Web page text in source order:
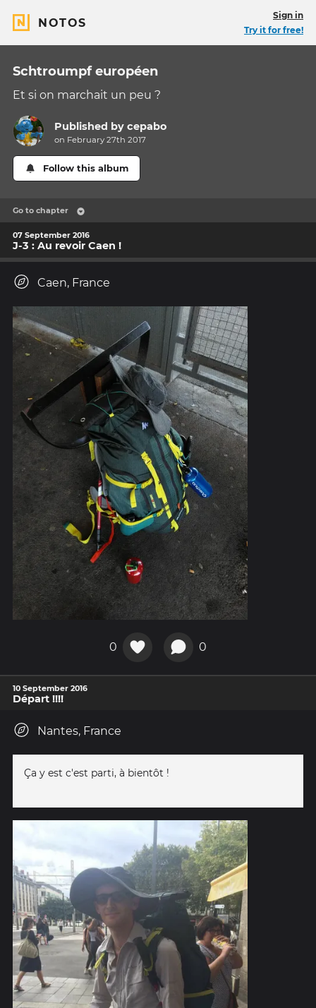
NOTOS
Sign in
Try it for free!
Schtroumpf européen
Et si on marchait un peu ?
Published bycepabo
on February 27th 2017
Follow this album
Go to chapter
07 September 2016
J-3 : Au revoir Caen !
Caen, France
0 0
10 September 2016
Départ !!!!
Nantes, France
Ça y est c'est parti, à bientôt !